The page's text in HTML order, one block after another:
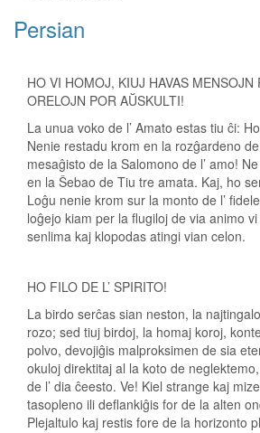
Persian
HO VI HOMOJ, KIUJ HAVAS MENSOJN
ORELOJN POR AŬSKULTI!
La unua voko de l’ Amato estas tiu ĉi:
Nenie restadu krom en la rozĝardeno de
mesaĝisto de la Salomono de l’ amo!
en la Ŝebao de Tiu tre amata. Kaj, ho
Loĝu nenie krom sur la monto de l’
loĝejo kiam per la flugiloj de via animo
senlima kaj klopodas atingi vian celon.
HO FILO DE L’ SPIRITO!
La birdo serĉas sian neston, la
rozo; sed tiuj birdoj, la homaj koroj,
polvo, devojiĝis malproksimen de sia
okuloj direktitaj al la koto de
de l’ dia ĉeesto. Ve! Kiel strange kaj
tasopleno ili deflankiĝis for de la alten
Plejaltulo kaj restis fore de la horizonto